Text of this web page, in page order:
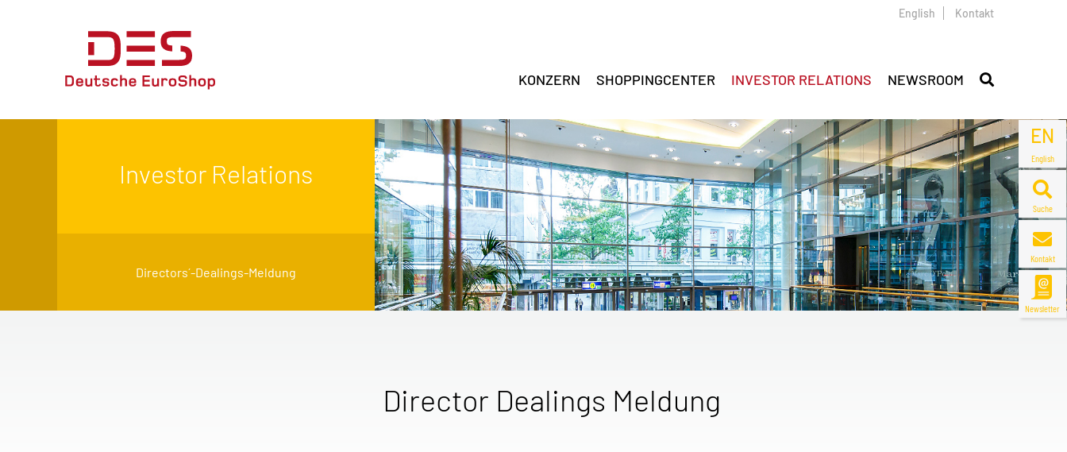
EN
English
Suche
Kontakt
Newsletter
English Kontakt
KONZERN SHOPPINGCENTER INVESTOR RELATIONS NEWSROOM
Investor Relations
Directors´-Dealings-Meldung
Director Dealings Meldung